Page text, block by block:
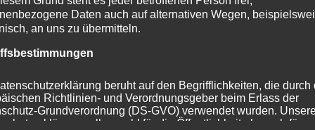
Hinweise
Daten auch auf alternativen Wegen,
an uns zu übermitteln.
beruht auf den Begrifflichkeiten, die durch
Richtlinien- und Verordnungsgeber beim Erlass der
Grundverordnung (DS-GVO) verwendet wurden.
soll sowohl für die Öffentlichkeit als auch für